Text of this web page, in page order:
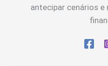
antecipar cenários